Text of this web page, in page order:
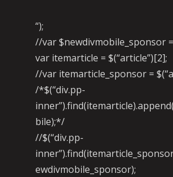
“);
//var $newdivmobile_sponsor =
var itemarticle = $(“article”)[2];
//var itemarticle_sponsor =
/*$(“div.pp-
bile);*/
//$(“div.pp-
ewdivmobile_sponsor);